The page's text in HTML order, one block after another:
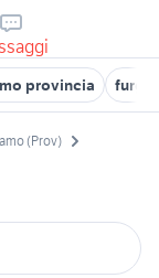
provincia
(Prov)